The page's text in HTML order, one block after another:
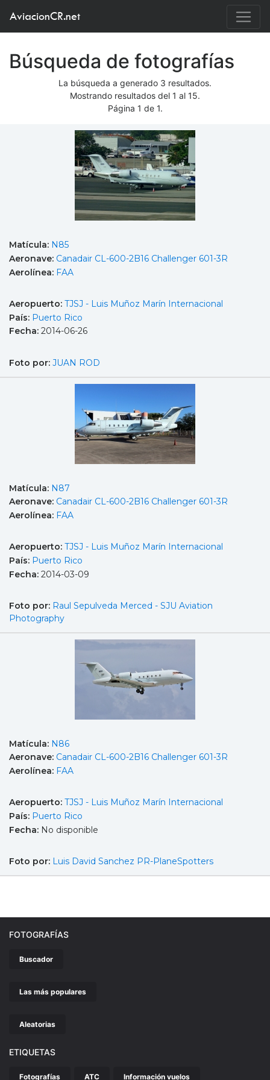
AviacionCR.net
Búsqueda de fotografías
La búsqueda a generado 3 resultados.
Mostrando resultados del 1 al 15.
Página 1 de 1.
Matícula: N85
Aeronave: Canadair CL-600-2B16 Challenger 601-3R
Aerolínea: FAA
Aeropuerto: TJSJ - Luis Muñoz Marín Internacional
País: Puerto Rico
Fecha: 2014-06-26
Foto por: JUAN ROD
Matícula: N87
Aeronave: Canadair CL-600-2B16 Challenger 601-3R
Aerolínea: FAA
Aeropuerto: TJSJ - Luis Muñoz Marín Internacional
País: Puerto Rico
Fecha: 2014-03-09
Foto por: Raul Sepulveda Merced - SJU Aviation
Photography
Matícula: N86
Aeronave: Canadair CL-600-2B16 Challenger 601-3R
Aerolínea: FAA
Aeropuerto: TJSJ - Luis Muñoz Marín Internacional
País: Puerto Rico
Fecha: No disponible
Foto por: Luis David Sanchez PR-PlaneSpotters
FOTOGRAFÍAS
Buscador
Las más populares
Aleatorias
ETIQUETAS
Fotografías ATC Información vuelos